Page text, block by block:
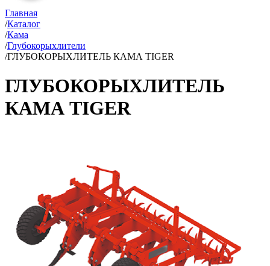
Главная
/Каталог
/Кама
/Глубокорыхлители
/ГЛУБОКОРЫХЛИТЕЛЬ КАМА TIGER
ГЛУБОКОРЫХЛИТЕЛЬ
КАМА TIGER